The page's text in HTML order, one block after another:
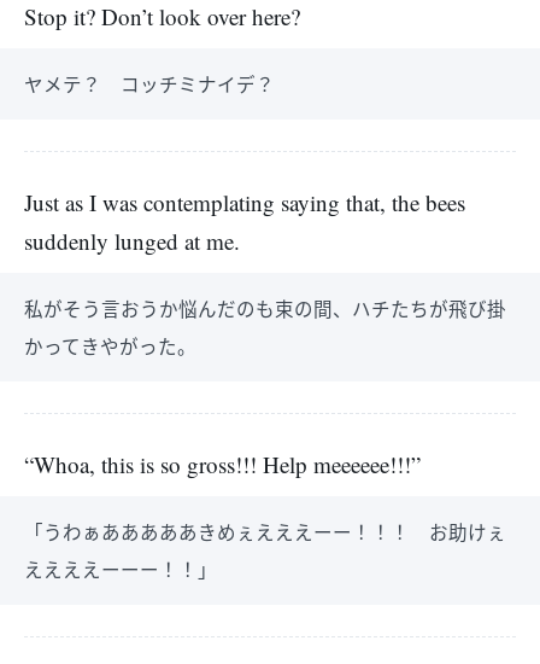
Stop it? Don’t look over here?
ヤメテ？ コッチミナイデ？
Just as I was contemplating saying that, the bees
suddenly lunged at me.
私がそう言おうか悩んだのも束の間、ハチたちが飛び掛
かってきやがった。
“Whoa, this is so gross!!! Help meeeeee!!!”
「うわぁあああああきめぇえええーー！！！ お助けぇ
ええええーーー！！」